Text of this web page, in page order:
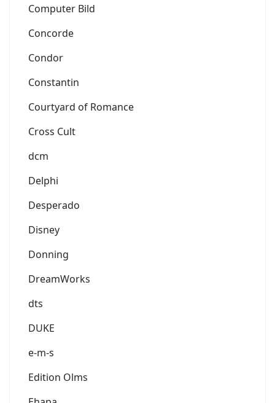
Computer Bild
Concorde
Condor
Constantin
Courtyard of Romance
Cross Cult
dcm
Delphi
Desperado
Disney
Donning
DreamWorks
dts
DUKE
e-m-s
Edition Olms